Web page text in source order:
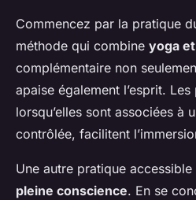
Commencez par la pratique
méthode qui combine yoga
complémentaire non
apaise également l’esprit.
lorsqu’elles sont associées à
contrôlée, facilitent
Une autre pratique accessible
pleine conscience. En se